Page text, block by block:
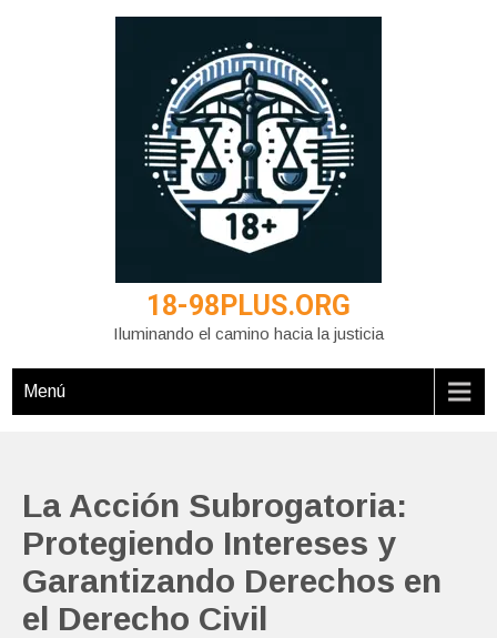
18-98PLUS.ORG
Iluminando el camino hacia la justicia
Menú
La Acción Subrogatoria:
Protegiendo Intereses y
Garantizando Derechos en
el Derecho Civil